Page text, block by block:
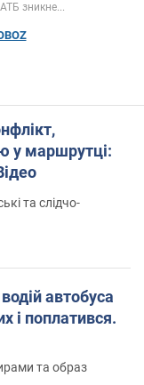
зникне...
у маршрутці:
та слідчо-
автобуса
і поплатився.
та образ